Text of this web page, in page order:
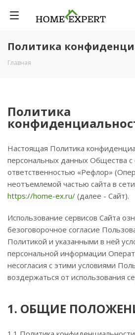
Политика
Главная
Политика
Настоящая Политика
персональных данных Общества с
ответственностью «Рефлор»
неотъемлемой частью сайта в
https://home-ex.ru/ (далее - Сайт).
Использование сервисов Сайта
безоговорочное согласие
Политикой и указанными в ней
персональной информации
несогласия с этими условиями
воздержаться от использования
1. ОБЩИЕ